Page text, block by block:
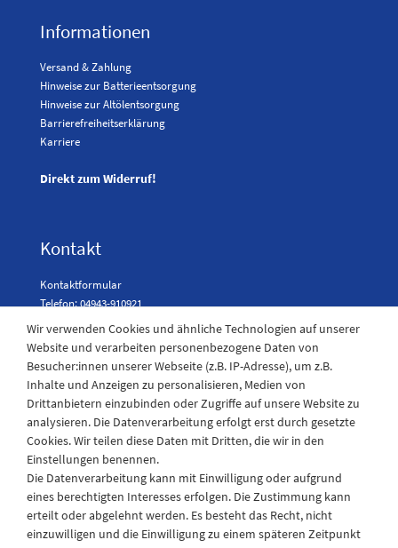
Informationen
Versand & Zahlung
Hinweise zur Batterieentsorgung
Hinweise zur Altölentsorgung
Barrierefreiheitserklärung
Karriere
Direkt zum Widerruf!
Kontakt
Kontaktformular
Telefon: 04943-910921
Laden Öffnungszeiten
Montag - Freitag
08:30 - 12:30 und 13.00 - 17.30 Uhr
Samstags
08:30 bis 12:30 Uhr
Wir verwenden Cookies und ähnliche Technologien auf unserer
Website und verarbeiten personenbezogene Daten von
Besucher:innen unserer Webseite (z.B. IP-Adresse), um z.B.
Inhalte und Anzeigen zu personalisieren, Medien von
Drittanbietern einzubinden oder Zugriffe auf unsere Website zu
analysieren. Die Datenverarbeitung erfolgt erst durch gesetzte
Cookies. Wir teilen diese Daten mit Dritten, die wir in den
Einstellungen benennen.
Die Datenverarbeitung kann mit Einwilligung oder aufgrund
eines berechtigten Interesses erfolgen. Die Zustimmung kann
erteilt oder abgelehnt werden. Es besteht das Recht, nicht
einzuwilligen und die Einwilligung zu einem späteren Zeitpunkt